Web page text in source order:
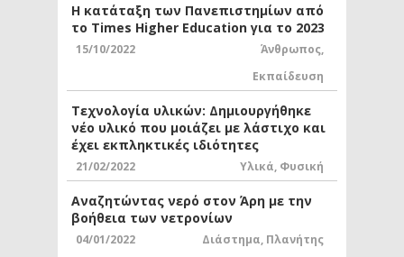
Η κατάταξη των Πανεπιστημίων από
το Times Higher Education για το 2023
15/10/2022 Άνθρωπος,
Εκπαίδευση
Τεχνολογία υλικών: Δημιουργήθηκε
νέο υλικό που μοιάζει με λάστιχο και
έχει εκπληκτικές ιδιότητες
21/02/2022 Υλικά, Φυσική
Αναζητώντας νερό στον Άρη με την
βοήθεια των νετρονίων
04/01/2022 Διάστημα, Πλανήτης